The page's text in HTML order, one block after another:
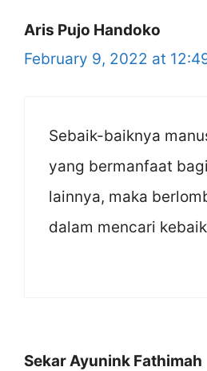
Aris Pujo Handoko
February 9, 2022 at
Sebaik-baiknya
yang bermanfaat
lainnya, maka
dalam mencari
Sekar Ayunink Fathimah